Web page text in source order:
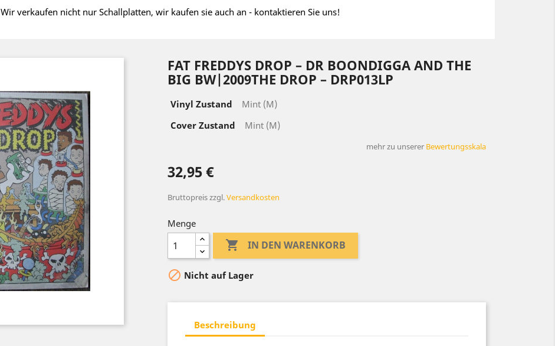
Wir verkaufen nicht nur Schallplatten, wir kaufen sie auch an - kontaktieren Sie uns!
FAT FREDDYS DROP – DR BOONDIGGA AND THE
BIG BW|2009THE DROP – DRP013LP
Vinyl Zustand
Mint (M)
Cover Zustand
Mint (M)
mehr zu unserer Bewertungsskala
32,95 €
Bruttopreiszzgl.Versandkosten
Menge
 IN DEN WARENKORB
 Nicht auf Lager
Beschreibung